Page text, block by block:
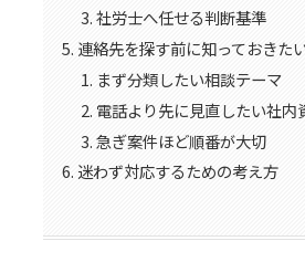
社労士へ任せる判断基準
連絡先を探す前に知っておきた
まず分類したい相談テーマ
電話より先に見直したい社内
急ぎ案件ほど順番が大切
迷わず対応するための考え方